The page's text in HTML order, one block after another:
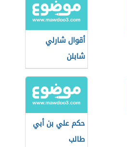
أقوال شارلي
شابلن
حكم علي بن أبي
طالب